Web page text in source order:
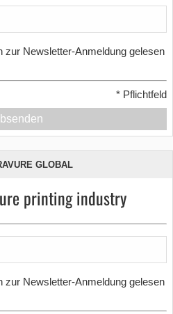
zur Newsletter-Anmeldung gelesen
* Pflichtfeld
GLOBAL
printing industry
zur Newsletter-Anmeldung gelesen